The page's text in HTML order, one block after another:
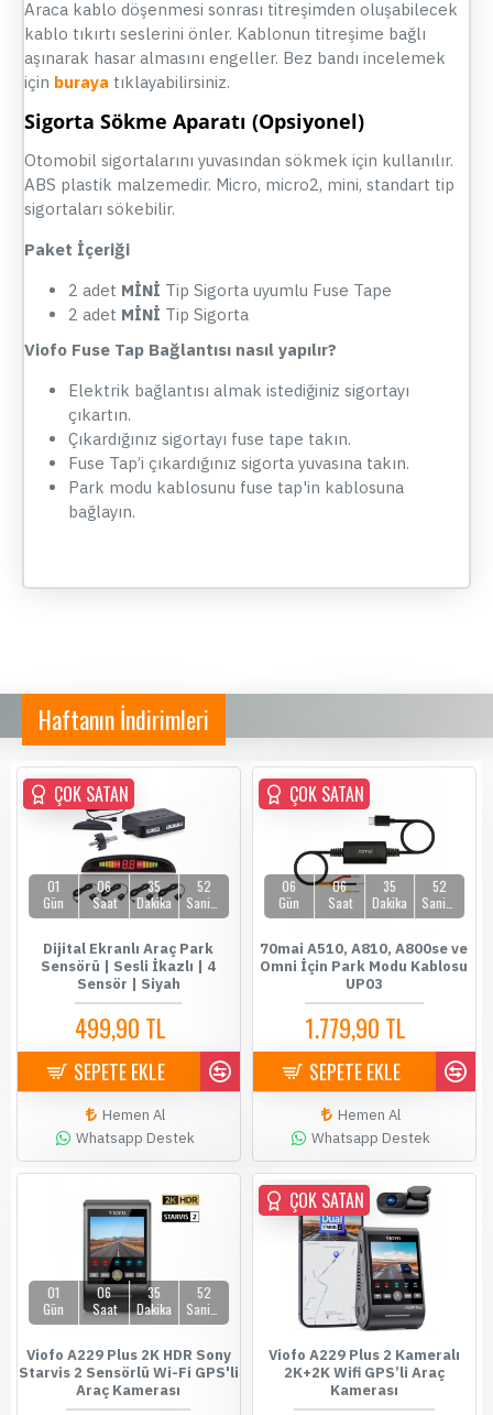
Araca kablo döşenmesi sonrası titreşimden oluşabilecek
kablo tıkırtı seslerini önler. Kablonun titreşime bağlı
aşınarak hasar almasını engeller. Bez bandı incelemek
için buraya tıklayabilirsiniz.
Sigorta Sökme Aparatı (Opsiyonel)
Otomobil sigortalarını yuvasından sökmek için kullanılır.
ABS plastik malzemedir. Micro, micro2, mini, standart tip
sigortaları sökebilir.
Paket İçeriği
2 adet MİNİ Tip Sigorta uyumlu Fuse Tape
2 adet MİNİ Tip Sigorta
Viofo Fuse Tap Bağlantısı nasıl yapılır?
Elektrik bağlantısı almak istediğiniz sigortayı
çıkartın.
Çıkardığınız sigortayı fuse tape takın.
Fuse Tap’i çıkardığınız sigorta yuvasına takın.
Park modu kablosunu fuse tap'in kablosuna
bağlayın.
Haftanın İndirimleri
ÇOK SATAN
ÇOK SATAN
01
Gün
06
Saat
35
Dakika
52
Dijital Ekranlı Araç Park
Sensörü | Sesli İkazlı | 4
Sensör | Siyah
499,90 TL
SEPETE EKLE
Hemen Al
Whatsapp Destek
ÇOK SATAN
06
Gün
06
Saat
35
Dakika
52
70mai A510, A810, A800se ve
Omni İçin Park Modu Kablosu
UP03
1.779,90 TL
SEPETE EKLE
Hemen Al
Whatsapp Destek
01
Gün
06
Saat
35
Dakika
52
Viofo A229 Plus 2K HDR Sony
Starvis 2 Sensörlü Wi-Fi GPS'li
Araç Kamerası
ÇOK SATAN
ÇOK SATAN
Viofo A229 Plus 2 Kameralı
2K+2K Wifi GPS’li Araç
Kamerası